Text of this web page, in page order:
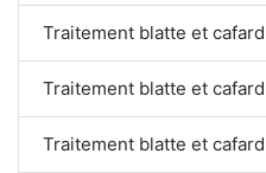
Traitement blatte et
Traitement blatte et
Traitement blatte et